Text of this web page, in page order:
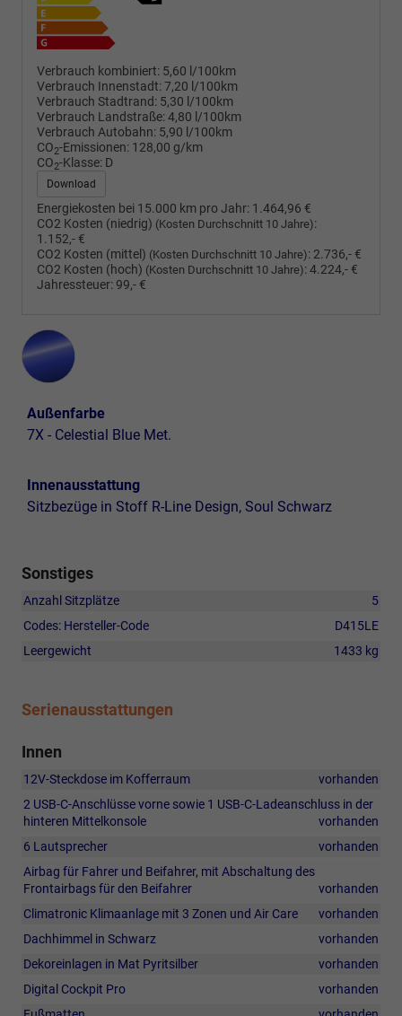
Verbrauch kombiniert: 5,60 l/100km
Verbrauch Innenstadt:7,20 l/100km
Verbrauch Stadtrand: 5,30 l/100km
Verbrauch Landstraße:4,80 l/100km
Verbrauch Autobahn: 5,90 l/100km
CO2-Emissionen: 128,00 g/km
CO2-Klasse: D
Download
Energiekosten bei 15.000 km pro Jahr: 1.464,96 €
CO2 Kosten (niedrig) (Kosten Durchschnitt 10 Jahre):
1.152,- €
CO2 Kosten (mittel) (Kosten Durchschnitt 10 Jahre): 2.736,- €
CO2 Kosten (hoch) (Kosten Durchschnitt 10 Jahre):4.224,- €
Jahressteuer: 99,- €
Außenfarbe
7X - Celestial Blue Met.
Innenausstattung
Sitzbezüge in Stoff R-Line Design, Soul Schwarz
Sonstiges
Anzahl Sitzplätze
5
Codes: Hersteller-Code
D415LE
Leergewicht
1433 kg
Serienausstattungen
Innen
12V-Steckdose im Kofferraum
vorhanden
2 USB-C-Anschlüsse vorne sowie 1 USB-C-Ladeanschluss in der
hinteren Mittelkonsole
vorhanden
6 Lautsprecher
vorhanden
Airbag für Fahrer und Beifahrer, mit Abschaltung des
Frontairbags für den Beifahrer
vorhanden
Climatronic Klimaanlage mit 3 Zonen und Air Care
vorhanden
Dachhimmel in Schwarz
vorhanden
Dekoreinlagen in Mat Pyritsilber
vorhanden
Digital Cockpit Pro
vorhanden